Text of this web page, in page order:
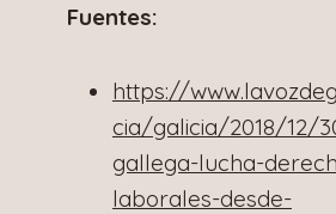
Fuentes:
https://
cia/galicia/2018/12/
gallega-lucha-
laborales-desde-